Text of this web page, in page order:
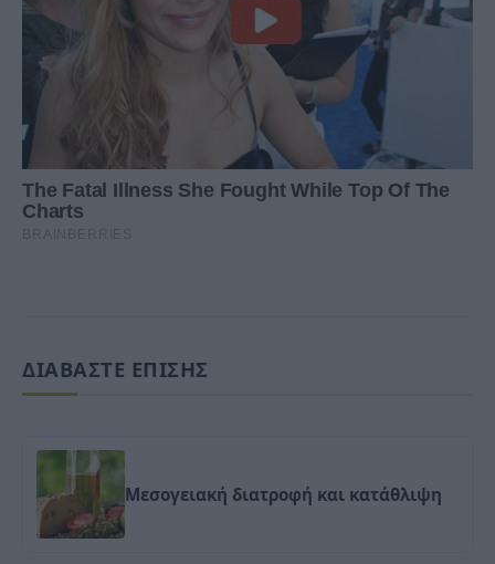
ΔΙΑΒΑΣΤΕ ΕΠΙΣΗΣ
Μεσογειακή διατροφή και κατάθλιψη